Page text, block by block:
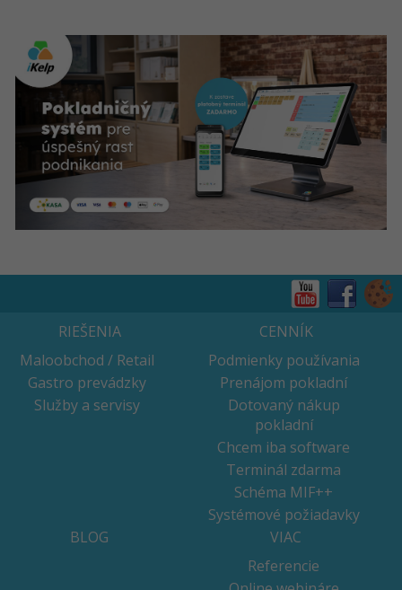
RIEŠENIA
Maloobchod / Retail
Gastro prevádzky
Služby a servisy
CENNÍK
Podmienky používania
Prenájom pokladní
Dotovaný nákup
pokladní
Chcem iba software
Terminál zdarma
Schéma MIF++
Systémové požiadavky
BLOG
VIAC
Referencie